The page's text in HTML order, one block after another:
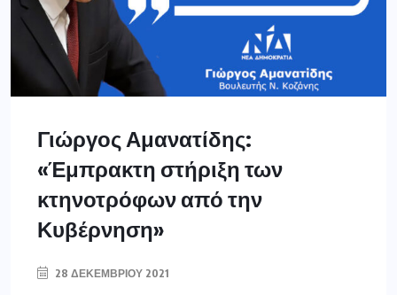
Γιώργος Αμανατίδης:
«Έμπρακτη στήριξη των
κτηνοτρόφων από την
Κυβέρνηση»
28 ΔΕΚΕΜΒΡΊΟΥ 2021